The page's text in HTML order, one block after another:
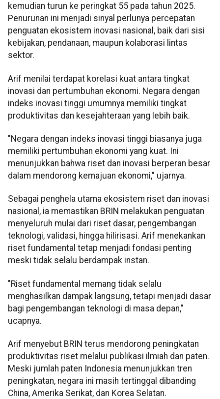
kemudian turun ke peringkat 55 pada tahun 2025.
Penurunan ini menjadi sinyal perlunya percepatan
penguatan ekosistem inovasi nasional, baik dari sisi
kebijakan, pendanaan, maupun kolaborasi lintas
sektor.
Arif menilai terdapat korelasi kuat antara tingkat
inovasi dan pertumbuhan ekonomi. Negara dengan
indeks inovasi tinggi umumnya memiliki tingkat
produktivitas dan kesejahteraan yang lebih baik.
"Negara dengan indeks inovasi tinggi biasanya juga
memiliki pertumbuhan ekonomi yang kuat. Ini
menunjukkan bahwa riset dan inovasi berperan besar
dalam mendorong kemajuan ekonomi," ujarnya.
Sebagai penghela utama ekosistem riset dan inovasi
nasional, ia memastikan BRIN melakukan penguatan
menyeluruh mulai dari riset dasar, pengembangan
teknologi, validasi, hingga hilirisasi. Arif menekankan
riset fundamental tetap menjadi fondasi penting
meski tidak selalu berdampak instan.
"Riset fundamental memang tidak selalu
menghasilkan dampak langsung, tetapi menjadi dasar
bagi pengembangan teknologi di masa depan,"
ucapnya.
Arif menyebut BRIN terus mendorong peningkatan
produktivitas riset melalui publikasi ilmiah dan paten.
Meski jumlah paten Indonesia menunjukkan tren
peningkatan, negara ini masih tertinggal dibanding
China, Amerika Serikat, dan Korea Selatan.